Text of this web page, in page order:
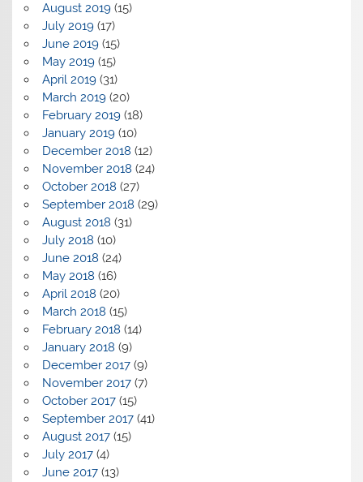
August 2019(15)
July 2019(17)
June 2019(15)
May 2019(15)
April 2019(31)
March 2019(20)
February 2019(18)
January 2019(10)
December 2018 (12)
November 2018 (24)
October 2018 (27)
September 2018 (29)
August 2018 (31)
July 2018 (10)
June 2018 (24)
May 2018 (16)
April 2018 (20)
March 2018 (15)
February 2018 (14)
January 2018 (9)
December 2017(9)
November 2017(7)
October 2017(15)
September 2017(41)
August 2017(15)
July 2017(4)
June 2017(13)